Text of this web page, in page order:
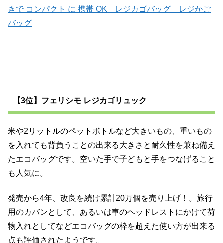
きで コンパクト に 携帯 OK レジカゴバッグ レジかご
バッグ
【3位】フェリシモ レジカゴリュック
米や2リットルのペットボトルなど大きいもの、重いもの
を入れても背負うことの出来る大きさと耐久性を兼ね備え
たエコバッグです。空いた手で子どもと手をつなげること
も人気に。
発売から4年、改良を続け累計20万個を売り上げ！。旅行
用のカバンとして、あるいは車のヘッドレストにかけて荷
物入れとしてなどエコバッグの枠を超えた使い方が出来る
点も評価されたようです。